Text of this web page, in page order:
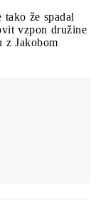
tako že spadal
vzpon družine
z Jakobom